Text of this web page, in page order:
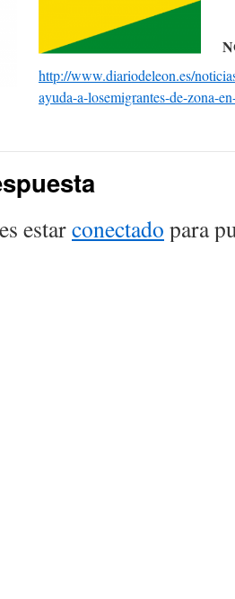
http://www.diariodeleon.es/
ayuda-a-losemigrantes-de-zona-
estarconectado para